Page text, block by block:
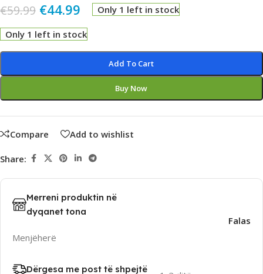
€59.99 €44.99 Only 1 left in stock
Only 1 left in stock
Add To Cart
Buy Now
Compare Add to wishlist
Share:
Merreni produktin në
dyqanet tona
Menjëherë
Falas
Dërgesa me post të shpejtë